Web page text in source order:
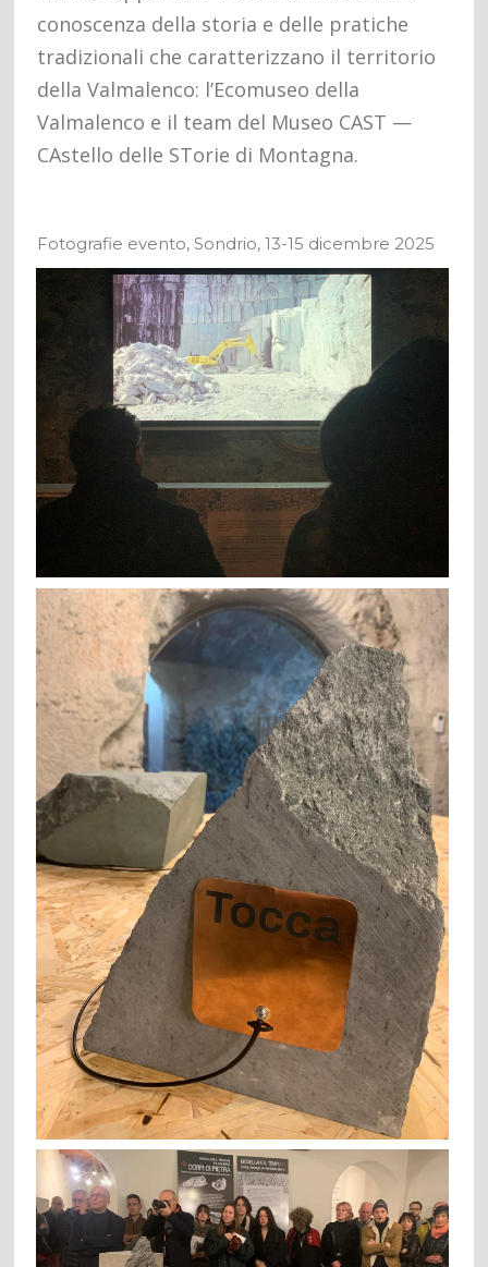
conoscenza della storia e delle pratiche
tradizionali che caratterizzano il territorio
della Valmalenco: l’Ecomuseo della
Valmalenco e il team del Museo CAST —
CAstello delle STorie di Montagna.
Fotografie evento, Sondrio, 13-15 dicembre 2025